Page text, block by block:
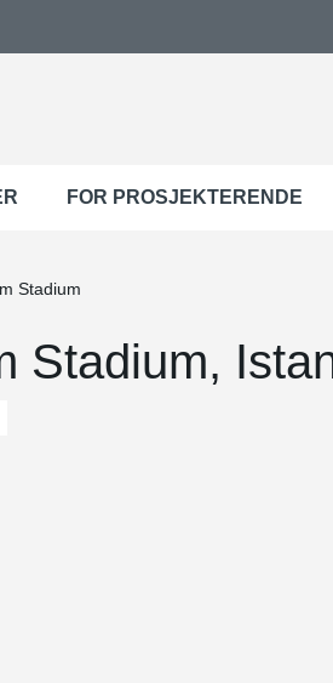
FOR PROSJEKTERENDE
Stadium
Stadium,